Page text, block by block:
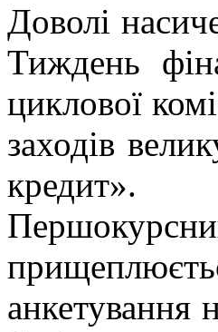
Доволі
Тиждень
циклової
заходів
кредит».